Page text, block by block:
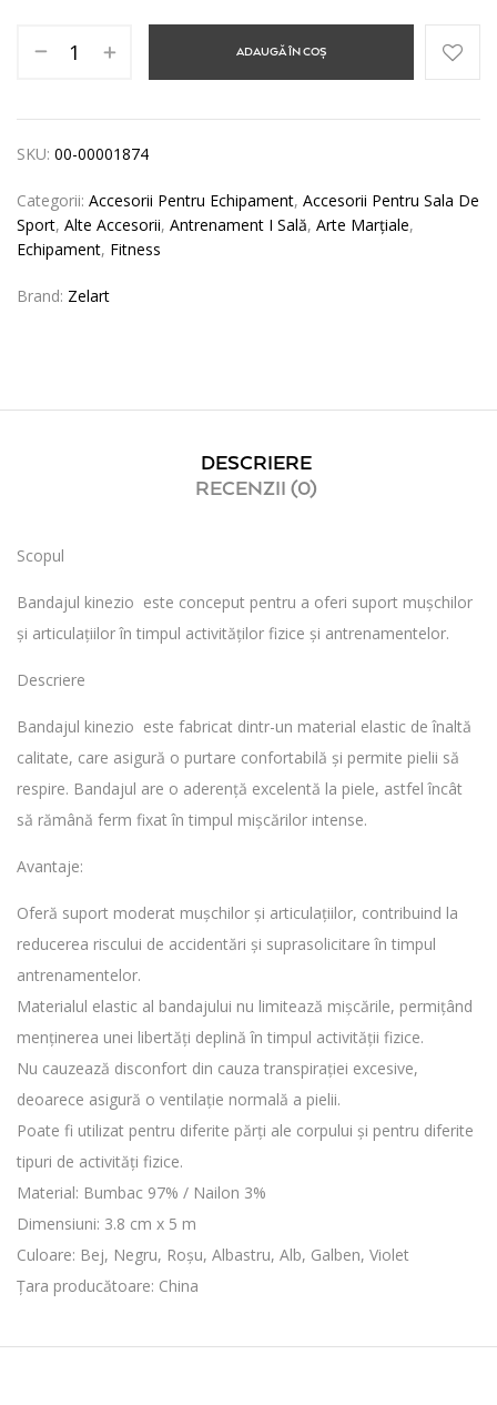
ADAUGĂ ÎN COȘ
SKU: 00-00001874
Categorii: Accesorii Pentru Echipament, Accesorii Pentru Sala De
Sport, Alte Accesorii, Antrenament I Sală, Arte Marțiale,
Echipament, Fitness
Brand: Zelart
DESCRIERE
RECENZII (0)
Scopul
Bandajul kinezio este conceput pentru a oferi suport mușchilor
și articulațiilor în timpul activităților fizice și antrenamentelor.
Descriere
Bandajul kinezio este fabricat dintr-un material elastic de înaltă
calitate, care asigură o purtare confortabilă și permite pielii să
respire. Bandajul are o aderență excelentă la piele, astfel încât
să rămână ferm fixat în timpul mișcărilor intense.
Avantaje:
Oferă suport moderat mușchilor și articulațiilor, contribuind la
reducerea riscului de accidentări și suprasolicitare în timpul
antrenamentelor.
Materialul elastic al bandajului nu limitează mișcările, permițând
menținerea unei libertăți deplină în timpul activității fizice.
Nu cauzează disconfort din cauza transpirației excesive,
deoarece asigură o ventilație normală a pielii.
Poate fi utilizat pentru diferite părți ale corpului și pentru diferite
tipuri de activități fizice.
Material: Bumbac 97% / Nailon 3%
Dimensiuni: 3.8 cm x 5 m
Culoare: Bej, Negru, Roșu, Albastru, Alb, Galben, Violet
Țara producătoare: China